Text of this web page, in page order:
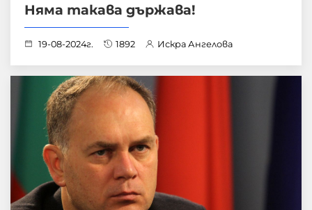
Няма такава държава!
19-08-2024г. 1892 Искра Ангелова